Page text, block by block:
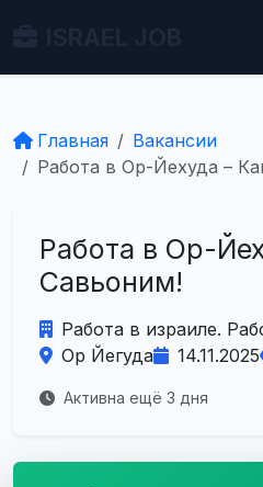
Главная
Вакансии
Работа в Ор-Йехуда –
Работа в Ор-
Савьоним!
Работа в израиле.
Ор Йегуда
14.11.2025
Активна ещё 3 дня